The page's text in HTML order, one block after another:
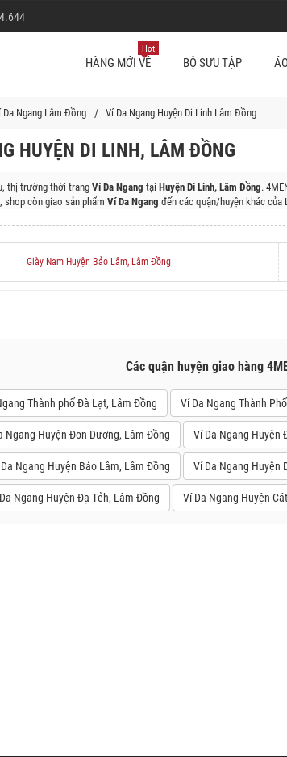
HÀNG MỚI VỀ
Hot
BỘ SƯU TẬP
Da Ngang Lâm Đồng Ví Da Ngang Huyện Di Linh Lâm Đồng
HUYỆN DI LINH, LÂM ĐỒNG
thị trường thời trangVí Da Ngang tại Huyện Di Linh, Lâm Đồng.
, shop còn giao sản phẩm Ví Da Ngang đến các quận/huyện khác của
Giày Nam Huyện Bảo Lâm, Lâm Đồng
Các quận huyện giao hàng
Thành phố Đà Lạt, Lâm Đồng Ví Da Ngang Thành
Ngang Huyện Đơn Dương, Lâm Đồng Ví Da Ngang Huyện
Ngang Huyện Bảo Lâm, Lâm Đồng Ví Da Ngang Huyện
Ngang Huyện Đạ Tẻh, Lâm Đồng Ví Da Ngang Huyện